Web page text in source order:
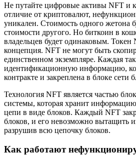
Не путайте цифровые активы NFT и
отличие от криптовалют,
уникален. Стоимость одного жетона
стоимости другого. Но биткоин в
владельцев будет одинаковым. Токен
концепция. NFT не могут быть
единственном экземпляре. Каждая
идентификационную информацию,
контракте и закреплена в блоке сети
Технология NFT является частью
системы, которая хранит
цепи в виде блоков. Каждый NFT
блоков, и его невозможно вытащить
разрушив всю цепочку блоков.
Как работают